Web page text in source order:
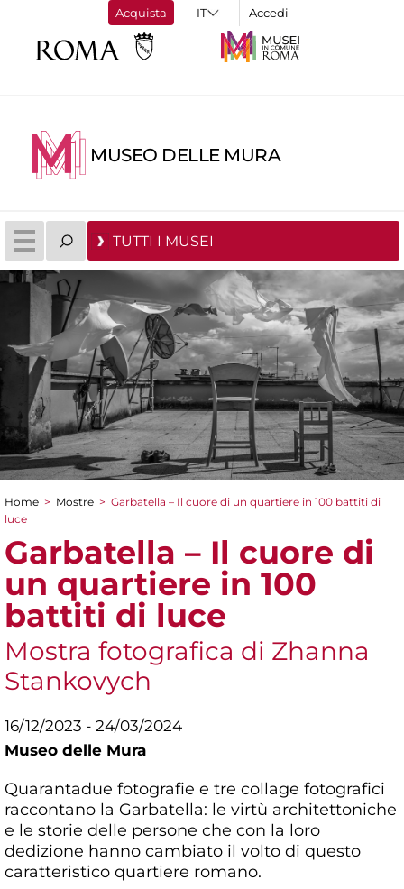
Acquista Accedi
MUSEO DELLE MURA
TUTTI I MUSEI
Tu sei qui
Home > Mostre > Garbatella – Il cuore di un quartiere in 100 battiti di
luce
Garbatella – Il cuore di
un quartiere in 100
battiti di luce
Mostra fotografica di Zhanna
Stankovych
16/12/2023 - 24/03/2024
Museo delle Mura
Quarantadue fotografie e tre collage fotografici
raccontano la Garbatella: le virtù architettoniche
e le storie delle persone che con la loro
dedizione hanno cambiato il volto di questo
caratteristico quartiere romano.